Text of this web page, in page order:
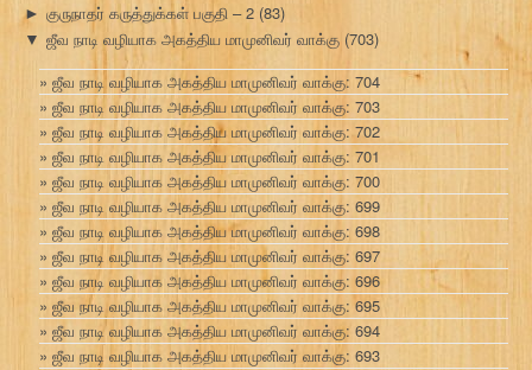
► குருநாதர் கருத்துக்கள் பகுதி – 2 (83)
▼ ஜீவ நாடி வழியாக அகத்திய மாமுனிவர் வாக்கு (703)
ஜீவ நாடி வழியாக அகத்திய மாமுனிவர் வாக்கு: 704
ஜீவ நாடி வழியாக அகத்திய மாமுனிவர் வாக்கு: 703
ஜீவ நாடி வழியாக அகத்திய மாமுனிவர் வாக்கு: 702
ஜீவ நாடி வழியாக அகத்திய மாமுனிவர் வாக்கு: 701
ஜீவ நாடி வழியாக அகத்திய மாமுனிவர் வாக்கு: 700
ஜீவ நாடி வழியாக அகத்திய மாமுனிவர் வாக்கு: 699
ஜீவ நாடி வழியாக அகத்திய மாமுனிவர் வாக்கு: 698
ஜீவ நாடி வழியாக அகத்திய மாமுனிவர் வாக்கு: 697
ஜீவ நாடி வழியாக அகத்திய மாமுனிவர் வாக்கு: 696
ஜீவ நாடி வழியாக அகத்திய மாமுனிவர் வாக்கு: 695
ஜீவ நாடி வழியாக அகத்திய மாமுனிவர் வாக்கு: 694
ஜீவ நாடி வழியாக அகத்திய மாமுனிவர் வாக்கு: 693